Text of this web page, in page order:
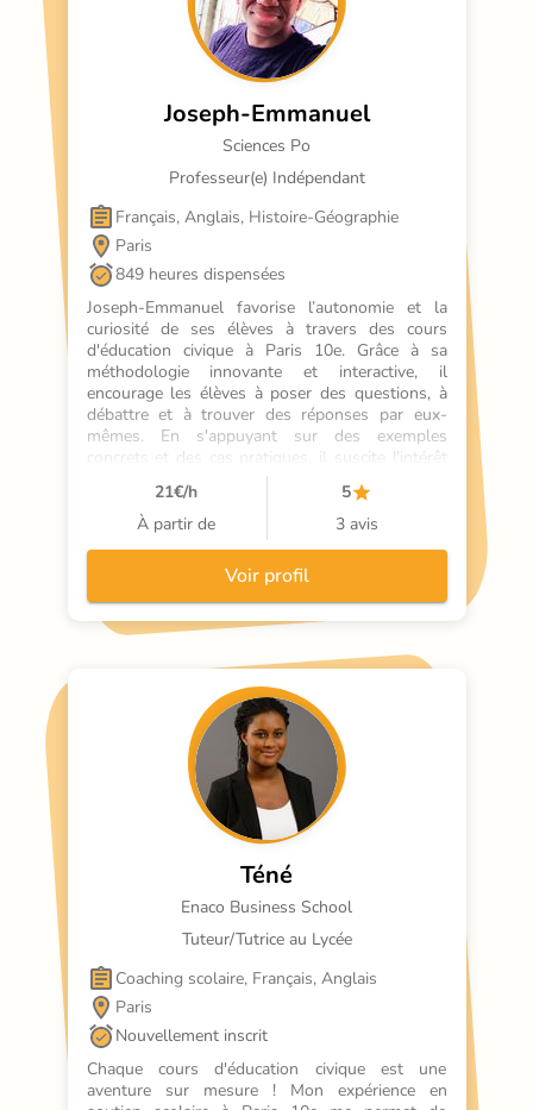
Joseph-Emmanuel
Sciences Po
Professeur(e) Indépendant
Français, Anglais, Histoire-Géographie
Paris
849 heures dispensées
Joseph-Emmanuel favorise l’autonomie et la
curiosité de ses élèves à travers des cours
d'éducation civique à Paris 10e. Grâce à sa
méthodologie innovante et interactive, il
encourage les élèves à poser des questions, à
débattre et à trouver des réponses par eux-
mêmes. En s'appuyant sur des exemples
concrets et des cas pratiques, il suscite l'intérêt
de ses élèves et les incite à approfondir leurs
connaissances. Grâce à son approche stimulante,
les élèves développent leur esprit critique et
gagnent en confiance pour s'expr
21€/h
À partir de
5
3 avis
Voir profil
Téné
Enaco Business School
Tuteur/Tutrice au Lycée
Coaching scolaire, Français, Anglais
Paris
Nouvellement inscrit
Chaque cours d'éducation civique est une
aventure sur mesure ! Mon expérience en